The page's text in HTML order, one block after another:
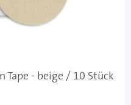
Tape - beige / 10 Stück